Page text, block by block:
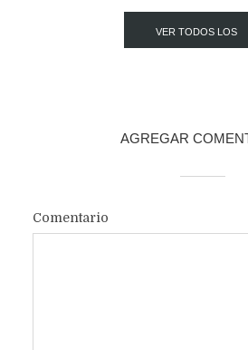
VER TODOS LOS
AGREGAR
Comentario